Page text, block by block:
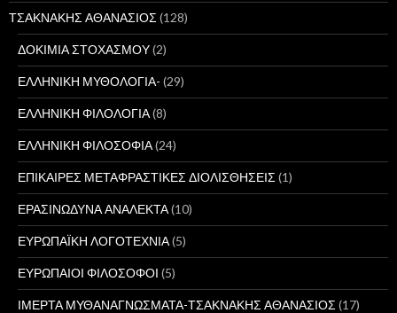
ΤΣΑΚΝΑΚΗΣ ΑΘΑΝΑΣΙΟΣ (128)
ΔΟΚΙΜΙΑ ΣΤΟΧΑΣΜΟΥ(2)
ΕΛΛΗΝΙΚΗ ΜΥΘΟΛΟΓΙΑ- (29)
ΕΛΛΗΝΙΚΗ ΦΙΛΟΛΟΓΙΑ(8)
ΕΛΛΗΝΙΚΗ ΦΙΛΟΣΟΦΙΑ(24)
ΕΠΙΚΑΙΡΕΣ ΜΕΤΑΦΡΑΣΤΙΚΕΣ ΔΙΟΛΙΣΘΗΣΕΙΣ (1)
ΕΡΑΣΙΝΩΔΥΝΑ ΑΝΑΛΕΚΤΑ(10)
ΕΥΡΩΠΑΪΚΗ ΛΟΓΟΤΕΧΝΙΑ(5)
ΕΥΡΩΠΑΙΟΙ ΦΙΛΟΣΟΦΟΙ (5)
ΙΜΕΡΤΑ ΜΥΘΑΝΑΓΝΩΣΜΑΤΑ-ΤΣΑΚΝΑΚΗΣ ΑΘΑΝΑΣΙΟΣ (17)